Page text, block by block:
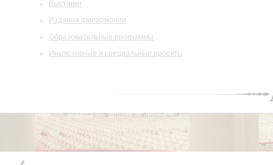
Выставки
Издания филармонии
Образовательные программы
Инклюзивные и специальные проекты